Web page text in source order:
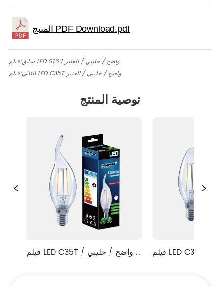
سابق:
فيلم LED ST64 واضح / حليبي / العنبر
التالي:
فيلم LED C35T واضح / حليبي / العنبر
توصية المنتج
فيلم LED C35T واضح / حليبي /